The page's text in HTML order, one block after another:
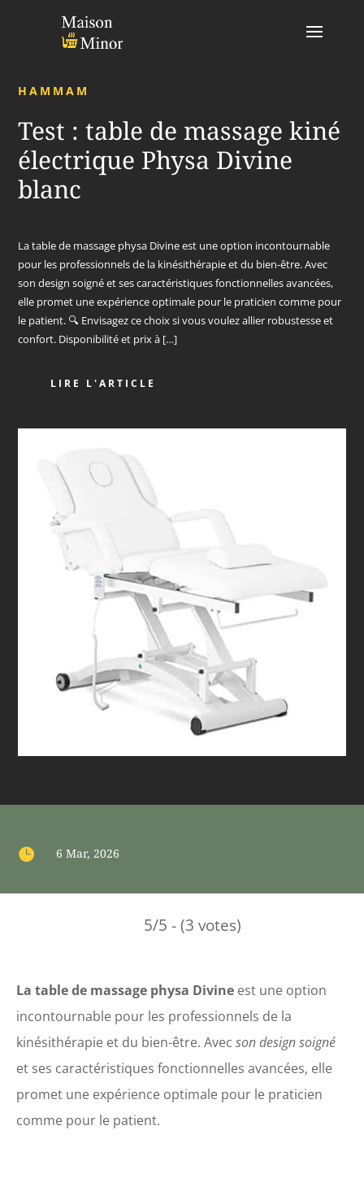
HAMMAM
Test : table de massage kiné
électrique Physa Divine
blanc
La table de massage physa Divine est une option incontournable
pour les professionnels de la kinésithérapie et du bien-être. Avec
son design soigné et ses caractéristiques fonctionnelles avancées,
elle promet une expérience optimale pour le praticien comme pour
le patient. 🔍 Envisagez ce choix si vous voulez allier robustesse et
confort. Disponibilité et prix à […]
LIRE L'ARTICLE
 6 Mar, 2026
5/5 - (3 votes)
La table de massage physa Divine est une option
incontournable pour les professionnels de la
kinésithérapie et du bien-être. Avec son design soigné
et ses caractéristiques fonctionnelles avancées, elle
promet une expérience optimale pour le praticien
comme pour le patient.